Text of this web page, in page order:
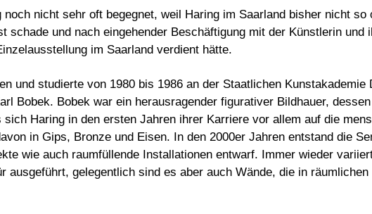
nicht sehr oft begegnet, weil Haring im Saarland bisher nicht so
schade und nach eingehender Beschäftigung mit der Künstlerin und
im Saarland verdient hätte.
und studierte von 1980 bis 1986 an der Staatlichen
Bobek. Bobek war ein herausragender figurativer Bildhauer,
Haring in den ersten Jahren ihrer Karriere vor allem auf die
in Gips, Bronze und Eisen. In den 2000er Jahren entstand die
wie auch raumfüllende Installationen entwarf. Immer wieder
ausgeführt, gelegentlich sind es aber auch Wände, die in